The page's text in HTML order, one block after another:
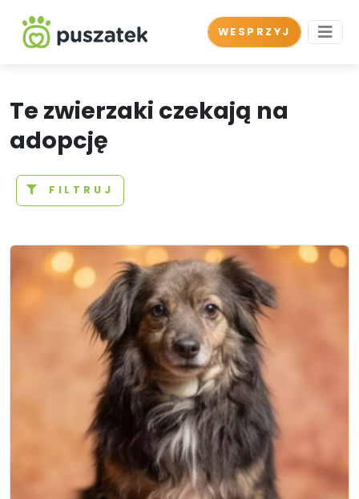
WESPRZYJ
Te zwierzaki czekają na
adopcję
FILTRUJ